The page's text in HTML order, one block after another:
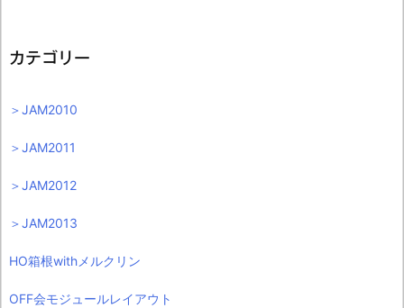
カテゴリー
＞JAM2010
＞JAM2011
＞JAM2012
＞JAM2013
HO箱根withメルクリン
OFF会モジュールレイアウト